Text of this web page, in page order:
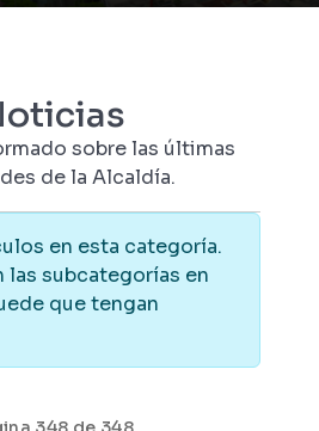
sobre las últimas
de la Alcaldía.
en esta categoría.
las subcategorías en
que tengan